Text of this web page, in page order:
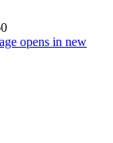
opens in new